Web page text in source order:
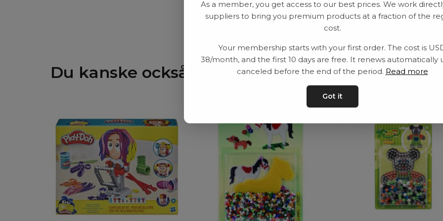
Leveranstid: 2-10
Du kanske också gillar
As a member, you get access to our best prices. We work
suppliers to bring you premium products at a fraction of the
cost.
Your membership starts with your first order. The cost is
38/month, and the first 10 days are free. It renews automatically
canceled before the end of the period. Read more
Got it